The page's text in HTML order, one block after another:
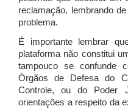
reclamação, lembrando
problema.
É importante lembrar
plataforma não constitui
tampouco se confunde
Órgãos de Defesa do
Controle, ou do Poder
orientações a respeito da